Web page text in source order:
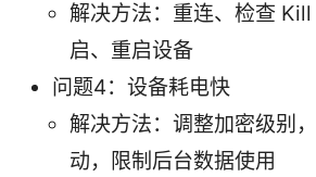
解决方法：重连、检查
启、重启设备
问题4：设备耗电快
解决方法：调整加密级别
动，限制后台数据使用